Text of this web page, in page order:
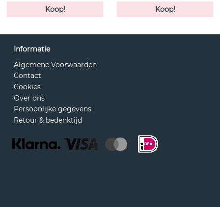
Koop!
Koop!
Informatie
Algemene Voorwaarden
Contact
Cookies
Over ons
Persoonlijke gegevens
Retour & bedenktijd